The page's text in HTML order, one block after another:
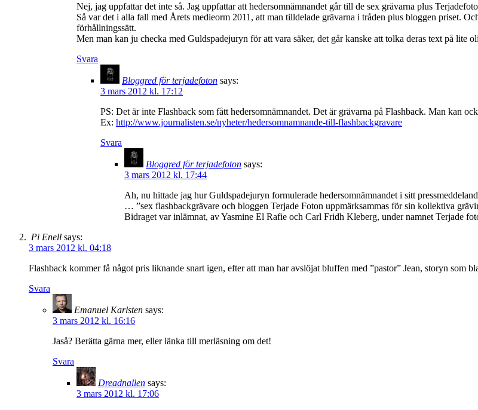
Nej, jag uppfattar det inte så. Jag uppfattar att hedersomnämnandet går till de sex grävarna plus
Så var det i alla fall med Årets medieorm 2011, att man tilldelade grävarna i tråden plus bloggen priset.
förhållningssätt.
Men man kan ju checka med Guldspadejuryn för att vara säker, det går kanske att tolka deras text på lite
Svara
Bloggred för terjadefoton says:
3 mars 2012 kl. 17:12
PS: Det är inte Flashback som fått hedersomnämnandet. Det är grävarna på Flashback. Man kan
Ex: http://www.journalisten.se/nyheter/hedersomnamnande-till-flashbackgravare
Svara
Bloggred för terjadefoton says:
3 mars 2012 kl. 17:44
Ah, nu hittade jag hur Guldspadejuryn formulerade hedersomnämnandet i sitt
… ”sex flashbackgrävare och bloggen Terjade Foton uppmärksammas för sin kollektiva
Bidraget var inlämnat, av Yasmine El Rafie och Carl Fridh Kleberg, under namnet Terjade
Pi Enell says:
3 mars 2012 kl. 04:18
Flashback kommer få något pris liknande snart igen, efter att man har avslöjat bluffen med ”pastor” Jean, storyn
Svara
Emanuel Karlsten says:
3 mars 2012 kl. 16:16
Jaså? Berätta gärna mer, eller länka till merläsning om det!
Svara
Dreadnallen says:
3 mars 2012 kl. 17:06